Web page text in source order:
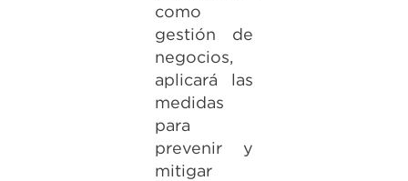
como
gestión de
negocios,
aplicará las
medidas
para
prevenir y
mitigar